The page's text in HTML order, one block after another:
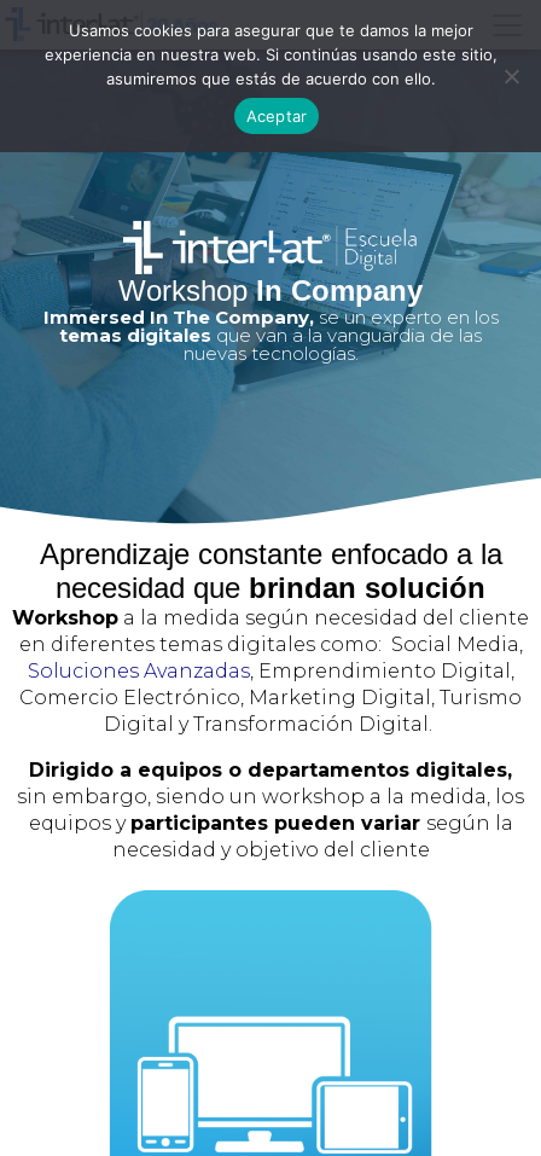
WorkshopIn Company
Immersed In The Company,se un experto en los
temas digitales que van a la vanguardia de las
nuevas tecnologías.
Aprendizaje constante enfocado a la
necesidad que brindan solución
Workshop a la medida según necesidad del cliente
en diferentes temas digitales como: Social Media,
Soluciones Avanzadas, Emprendimiento Digital,
Comercio Electrónico, Marketing Digital, Turismo
Digital y Transformación Digital.
Dirigido a equipos o departamentos digitales,
sin embargo, siendo un workshop a la medida, los
equipos y participantes pueden variar según la
necesidad y objetivo del cliente
Usamos cookies para asegurar que te damos la mejor
experiencia en nuestra web. Si continúas usando este sitio,
asumiremos que estás de acuerdo con ello.
Aceptar